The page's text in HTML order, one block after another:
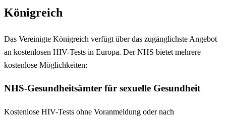
Königreich
Das Vereinigte Königreich verfügt über das zugänglichste Angebot
an kostenlosen HIV-Tests in Europa. Der NHS bietet mehrere
kostenlose Möglichkeiten:
NHS-Gesundheitsämter für sexuelle Gesundheit
Kostenlose HIV-Tests ohne Voranmeldung oder nach